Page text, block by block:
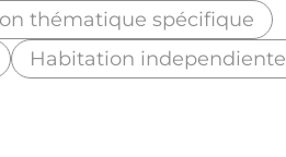
thématique spécifique
Habitation independiente